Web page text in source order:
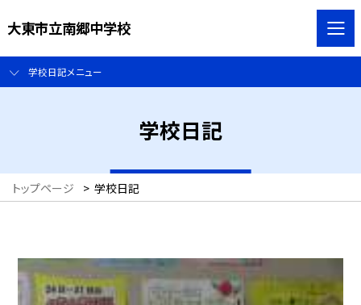
大東市立南郷中学校
学校日記メニュー
学校日記
トップページ > 学校日記